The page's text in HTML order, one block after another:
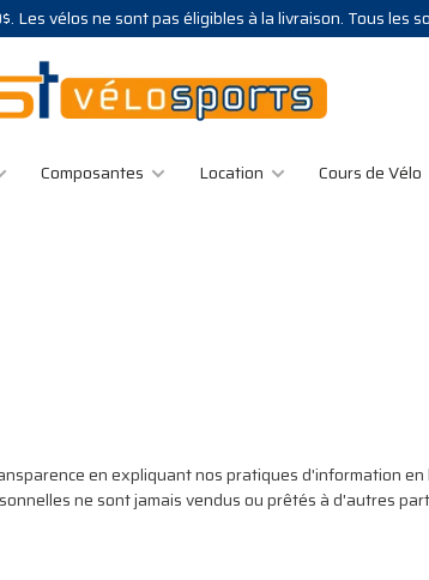
Les vélos ne sont pas éligibles à la livraison. Tous les
Composantes Location Cours de Vélo
en expliquant nos pratiques d'information
ne sont jamais vendus ou prêtés à d'autres